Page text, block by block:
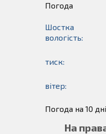
Погода
Шостка
вологість:
тиск:
вітер:
Погода на 10
На